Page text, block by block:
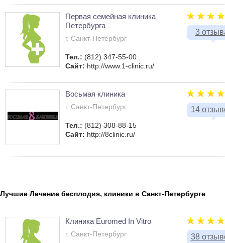
3
Первая семейная клиника
Петербурга
г. Санкт-Петербург
Тел.: (812) 347-55-00
Сайт: http://www.1-clinic.ru/
14
Восьмая клиника
г. Санкт-Петербург
Тел.: (812) 308-88-15
Сайт: http://8clinic.ru/
Лучшие Лечение бесплодия, клиники в Санкт-Петербурге
38
Клиника Euromed In Vitro
г. Санкт-Петербург